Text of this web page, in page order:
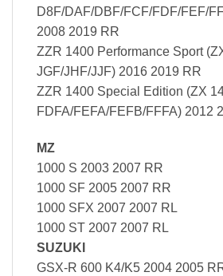
D8F/DAF/DBF/FCF/FDF/FEF/
2008 2019 RR
ZZR 1400 Performance Sport
JGF/JHF/JJF) 2016 2019 RR
ZZR 1400 Special Edition (ZX
FDFA/FEFA/FEFB/FFFA) 2012
MZ
1000 S 2003 2007 RR
1000 SF 2005 2007 RR
1000 SFX 2007 2007 RL
1000 ST 2007 2007 RL
SUZUKI
GSX-R 600 K4/K5 2004 2005